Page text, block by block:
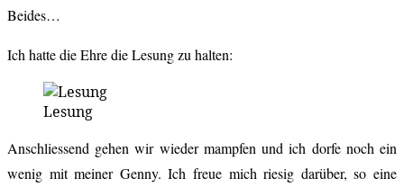
Beides…
Ich hatte die Ehre die Lesung zu halten:
Lesung
Anschliessend gehen wir wieder mampfen und ich dorfe noch ein
wenig mit meiner Genny. Ich freue mich riesig darüber, so eine